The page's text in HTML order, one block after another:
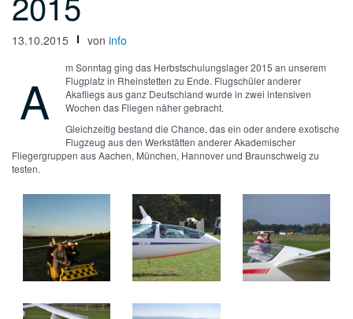
13.10.2015 von info
A
m Sonntag ging das Herbstschulungslager 2015 an unserem
Flugplatz in Rheinstetten zu Ende. Flugschüler anderer
Akafliegs aus ganz Deutschland wurde in zwei intensiven
Wochen das Fliegen näher gebracht.
Gleichzeitig bestand die Chance, das ein oder andere exotische
Flugzeug aus den Werkstätten anderer Akademischer
Fliegergruppen aus Aachen, München, Hannover und Braunschweig zu
testen.